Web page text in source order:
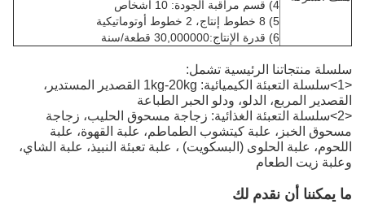
4) قسم مراقبة الجودة: 10 أشخاص
5) 8 خطوط إنتاج، 2 خطوط أوتوماتيكية
6) قدرة الإنتاج:30,000000 قطعة/سنة
سلسلة منتجاتنا الرئيسية تشمل:
<1>سلسلة التعبئة الكيميائية: 1kg-20kg القصدير المستدير،
القصدير المربع، الدلو، ودلو الحبر الطباعة
<2>سلسلة التعبئة الغذائية: زجاجة مسحوق الحليب، زجاجة
مسحوق الخبز، علبة كيتشوب الطماطم، علبة القهوة، علبة
اللحوم، علبة الحلوى (البسكويت) ، علبة تعبئة النبيذ، علبة الشاي،
وعلبة زيت الطعام
ما يمكننا أن نقدم لك